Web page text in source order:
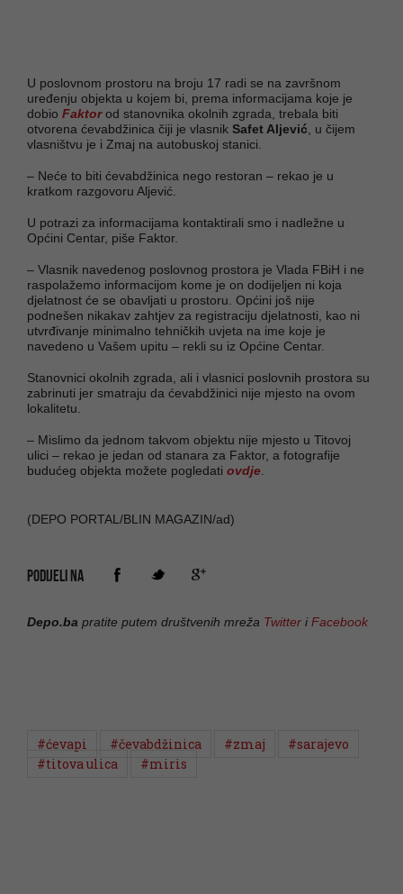
U poslovnom prostoru na broju 17 radi se na završnom
uređenju objekta u kojem bi, prema informacijama koje je
dobio Faktorod stanovnika okolnih zgrada, trebala biti
otvorena ćevabdžinica čiji je vlasnik Safet Aljević , u čijem
vlasništvu je i Zmaj na autobuskoj stanici.
– Neće to biti ćevabdžinica nego restoran – rekao je u
kratkom razgovoru Aljević.
U potrazi za informacijama kontaktirali smo i nadležne u
Općini Centar, piše Faktor.
– Vlasnik navedenog poslovnog prostora je Vlada FBiH i ne
raspolažemo informacijom kome je on dodijeljen ni koja
djelatnost će se obavljati u prostoru. Općini još nije
podnešen nikakav zahtjev za registraciju djelatnosti, kao ni
utvrđivanje minimalno tehničkih uvjeta na ime koje je
navedeno u Vašem upitu – rekli su iz Općine Centar.
Stanovnici okolnih zgrada, ali i vlasnici poslovnih prostora su
zabrinuti jer smatraju da ćevabdžinici nije mjesto na ovom
lokalitetu.
– Mislimo da jednom takvom objektu nije mjesto u Titovoj
ulici – rekao je jedan od stanara za Faktor, a fotografije
budućeg objekta možete pogledati ovdje
(DEPO PORTAL/BLIN MAGAZIN/ad)
PODIJELI NA
Depo.ba pratite putem društvenih mreža Twitter iFacebook
#ćevapi #čevabdžinica #zmaj
#sarajevo
#titova ulica
#miris